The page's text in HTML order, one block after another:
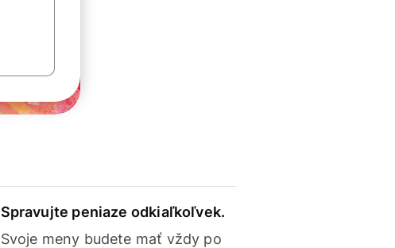
Spravujte peniaze odkiaľkoľvek.
Svoje meny budete mať vždy po